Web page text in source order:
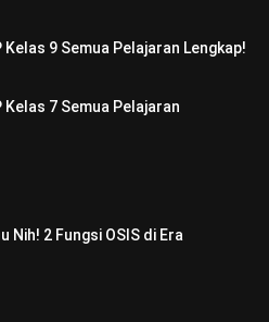
9 Semua Pelajaran Lengkap!
Kelas 7 Semua Pelajaran
Nih! 2 Fungsi OSIS di Era